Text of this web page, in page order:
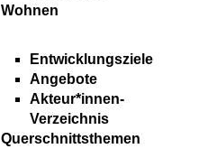
Wohnen
Entwicklungsziele
Angebote
Akteur*innen-
Verzeichnis
Querschnittsthemen